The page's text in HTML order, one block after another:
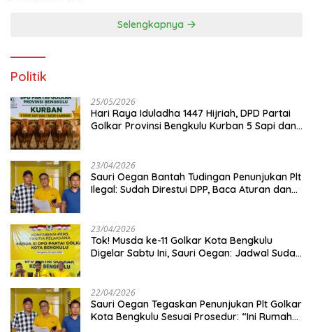
Selengkapnya
Politik
25/05/2026
Hari Raya Iduladha 1447 Hijriah, DPD Partai
Golkar Provinsi Bengkulu Kurban 5 Sapi dan 1
23/04/2026
Sauri Oegan Bantah Tudingan Penunjukan Plt
Ilegal: Sudah Direstui DPP, Baca Aturan dan
23/04/2026
‎Tok! Musda ke-11 Golkar Kota Bengkulu
Digelar Sabtu Ini, Sauri Oegan: Jadwal Sudah
22/04/2026
Sauri Oegan Tegaskan Penunjukan Plt Golkar
Kota Bengkulu Sesuai Prosedur: “Ini Rumah